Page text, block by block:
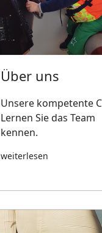
Über uns
Unsere kompetente
Lernen Sie das Team
kennen.
weiterlesen